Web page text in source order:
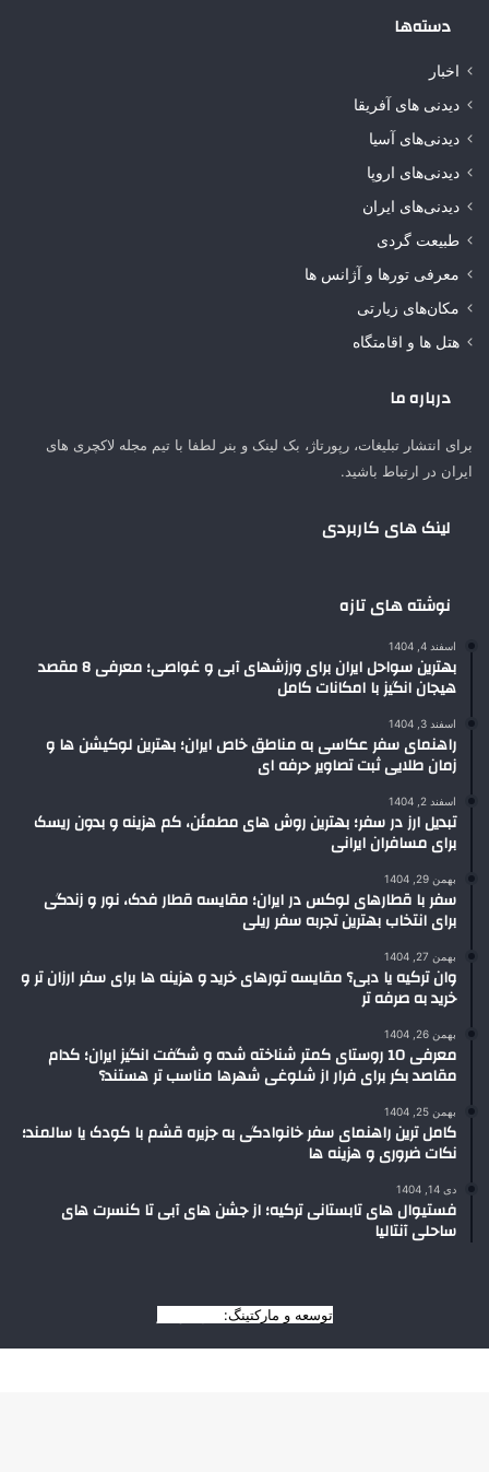
دسته‌ها
اخبار
دیدنی های آفریقا
دیدنی‌های آسیا
دیدنی‌های اروپا
دیدنی‌های ایران
طبیعت گردی
معرفی تورها و آژانس ها
مکان‌های زیارتی
هتل ها و اقامتگاه
درباره ما
برای انتشار تبلیغات، رپورتاژ، بک لینک و بنر لطفا با تیم مجله لاکچری های
ایران در ارتباط باشید.
لینک های کاربردی
نوشته های تازه
اسفند 4, 1404
بهترین سواحل ایران برای ورزشهای آبی و غواصی؛ معرفی 8 مقصد
هیجان انگیز با امکانات کامل
اسفند 3, 1404
راهنمای سفر عکاسی به مناطق خاص ایران؛ بهترین لوکیشن ها و
زمان طلایی ثبت تصاویر حرفه ای
اسفند 2, 1404
تبدیل ارز در سفر؛ بهترین روش های مطمئن، کم هزینه و بدون ریسک
برای مسافران ایرانی
بهمن 29, 1404
سفر با قطارهای لوکس در ایران؛ مقایسه قطار فدک، نور و زندگی
برای انتخاب بهترین تجربه سفر ریلی
بهمن 27, 1404
وان ترکیه یا دبی؟ مقایسه تورهای خرید و هزینه ها برای سفر ارزان تر و
خرید به صرفه تر
بهمن 26, 1404
معرفی 10 روستای کمتر شناخته شده و شگفت انگیز ایران؛ کدام
مقاصد بکر برای فرار از شلوغی شهرها مناسب تر هستند؟
بهمن 25, 1404
کامل ترین راهنمای سفر خانوادگی به جزیره قشم با کودک یا سالمند؛
نکات ضروری و هزینه ها
دی 14, 1404
فستیوال های تابستانی ترکیه؛ از جشن های آبی تا کنسرت های
ساحلی آنتالیا
توسعه و مارکتینگ: